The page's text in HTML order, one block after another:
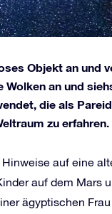
Objekt an und
an und
die als
zu erfahren.
auf eine
auf dem Mars
ägyptischen